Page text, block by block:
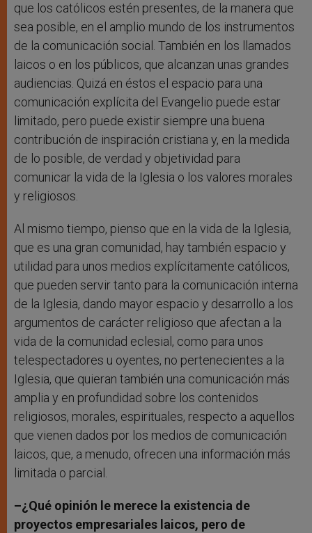
que los católicos estén presentes, de la manera que
sea posible, en el amplio mundo de los instrumentos
de la comunicación social. También en los llamados
laicos o en los públicos, que alcanzan unas grandes
audiencias. Quizá en éstos el espacio para una
comunicación explícita del Evangelio puede estar
limitado, pero puede existir siempre una buena
contribución de inspiración cristiana y, en la medida
de lo posible, de verdad y objetividad para
comunicar la vida de la Iglesia o los valores morales
y religiosos.
Al mismo tiempo, pienso que en la vida de la Iglesia,
que es una gran comunidad, hay también espacio y
utilidad para unos medios explícitamente católicos,
que pueden servir tanto para la comunicación interna
de la Iglesia, dando mayor espacio y desarrollo a los
argumentos de carácter religioso que afectan a la
vida de la comunidad eclesial, como para unos
telespectadores u oyentes, no pertenecientes a la
Iglesia, que quieran también una comunicación más
amplia y en profundidad sobre los contenidos
religiosos, morales, espirituales, respecto a aquellos
que vienen dados por los medios de comunicación
laicos, que, a menudo, ofrecen una información más
limitada o parcial.
–¿Qué opinión le merece la existencia de
proyectos empresariales laicos, pero de